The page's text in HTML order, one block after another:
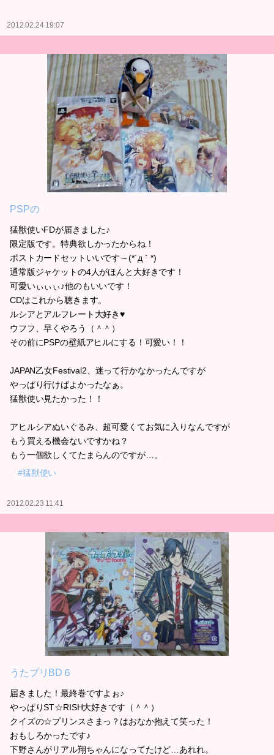
2012.02.24 19:07
PSPの
猛獣使いFDが届きました♪
限定版です。特典欲しかったからね！
ポストカードセットいいです～(*´д｀*)
通常版ジャケットの4人がほんと大好きです！
可愛いぃぃぃ♪他のもいいです！
CDはこれから聴きます。
ルシアとアルフレート大好き♥
ウフフ、早くやろう（＾＾）
その前にPSPの壁紙アヒルにする！可愛い！！
JAPAN乙女Festival2、迷って行かなかったんですが
やっぱり行けばよかったなぁ。
猛獣使い見たかった！！
アヒルシアぬいぐるみ、超可愛くてお気に入りなんですが
もう買える機会ないですかね？
もう一個欲しくてたまらんのですが…。
#猛獣使い
2012.02.23 11:41
うたプリBD６
届きました！最終巻ですよぉ♪
やっぱりST☆RISH大好きです（＾＾）
クイズの☆プリンスさまっ？はおなか抱えて笑った！
おもしろかったです♪
下野さんがリアル翔ちゃんになってたけど…あれれ。